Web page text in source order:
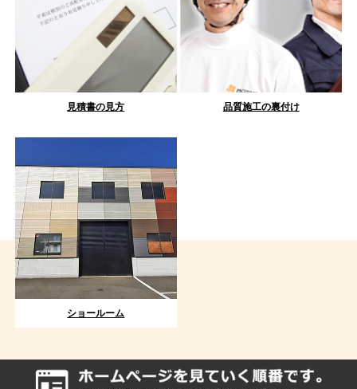
見積書の見方 品質施工の裏付け
ショールーム